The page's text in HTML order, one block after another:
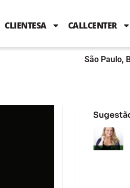
CLIENTESA CALLCENTER
São Paulo,